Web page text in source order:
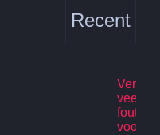
Recent
fouten